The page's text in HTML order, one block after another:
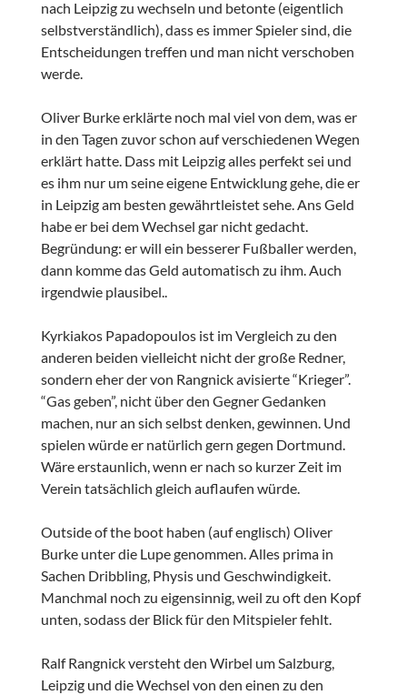
nach Leipzig zu wechseln und betonte (eigentlich
selbstverständlich), dass es immer Spieler sind, die
Entscheidungen treffen und man nicht verschoben
werde.
Oliver Burke erklärte noch mal viel von dem, was er
in den Tagen zuvor schon auf verschiedenen Wegen
erklärt hatte. Dass mit Leipzig alles perfekt sei und
es ihm nur um seine eigene Entwicklung gehe, die er
in Leipzig am besten gewährtleistet sehe. Ans Geld
habe er bei dem Wechsel gar nicht gedacht.
Begründung: er will ein besserer Fußballer werden,
dann komme das Geld automatisch zu ihm. Auch
irgendwie plausibel..
Kyrkiakos Papadopoulos ist im Vergleich zu den
anderen beiden vielleicht nicht der große Redner,
sondern eher der von Rangnick avisierte “Krieger”.
“Gas geben”, nicht über den Gegner Gedanken
machen, nur an sich selbst denken, gewinnen. Und
spielen würde er natürlich gern gegen Dortmund.
Wäre erstaunlich, wenn er nach so kurzer Zeit im
Verein tatsächlich gleich auflaufen würde.
Outside of the boot haben (auf englisch) Oliver
Burke unter die Lupe genommen. Alles prima in
Sachen Dribbling, Physis und Geschwindigkeit.
Manchmal noch zu eigensinnig, weil zu oft den Kopf
unten, sodass der Blick für den Mitspieler fehlt.
Ralf Rangnick versteht den Wirbel um Salzburg,
Leipzig und die Wechsel von den einen zu den